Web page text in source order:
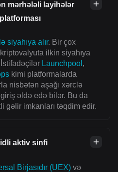
mərhələli layihələr
siyahıya alır. Bir çox
ilkin siyahıya
Launchpool ,
kimi platformalarda
nisbətən aşağı xərclə
əldə edə bilər. Bu da
gəlir imkanları təqdim edir.
aktiv sinfi
Birjasıdır (UEX) və